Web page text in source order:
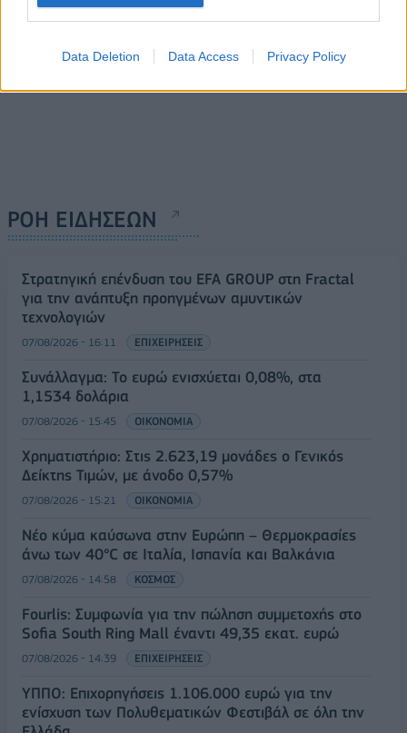
Data Deletion Data Access Privacy Policy
ΡΟΗ ΕΙΔΗΣΕΩΝ
Στρατηγική επένδυση του EFA GROUP στη Fractal
για την ανάπτυξη προηγμένων αμυντικών
τεχνολογιών
07/08/2026 - 16:11 ΕΠΙΧΕΙΡΗΣΕΙΣ
Συνάλλαγμα: Το ευρώ ενισχύεται 0,08%, στα
1,1534 δολάρια
07/08/2026 - 15:45 ΟΙΚΟΝΟΜΙΑ
Χρηματιστήριο: Στις 2.623,19 μονάδες ο Γενικός
Δείκτης Τιμών, με άνοδο 0,57%
07/08/2026 - 15:21 ΟΙΚΟΝΟΜΙΑ
Νέο κύμα καύσωνα στην Ευρώπη – Θερμοκρασίες
άνω των 40°C σε Ιταλία, Ισπανία και Βαλκάνια
07/08/2026 - 14:58 ΚΟΣΜΟΣ
Fourlis: Συμφωνία για την πώληση συμμετοχής στο
Sofia South Ring Mall έναντι 49,35 εκατ. ευρώ
07/08/2026 - 14:39 ΕΠΙΧΕΙΡΗΣΕΙΣ
ΥΠΠΟ: Επιχορηγήσεις 1.106.000 ευρώ για την
ενίσχυση των Πολυθεματικών Φεστιβάλ σε όλη την